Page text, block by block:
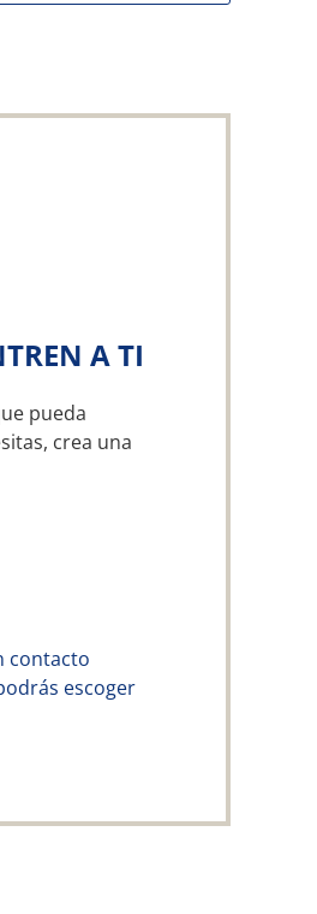
A TI
pueda
crea una
contacto
escoger